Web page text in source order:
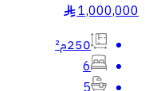
1,000,000
§
250م²
6